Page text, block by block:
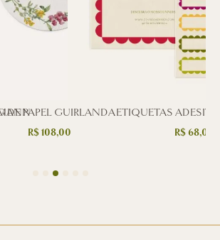
DE PAPEL GUIRLANDA
R$108,00
ETIQUETAS
R$68,00